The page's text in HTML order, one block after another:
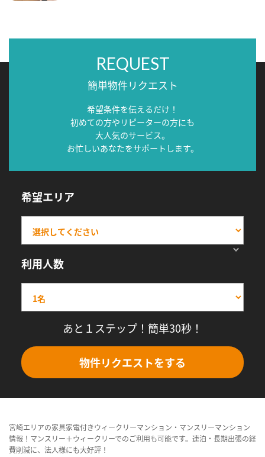
REQUEST
簡単物件リクエスト
希望条件を伝えるだけ！
初めての方やリピーターの方にも
大人気のサービス。
お忙しいあなたをサポートします。
希望エリア
利用人数
あと１ステップ！簡単30秒！
物件リクエストをする
宮崎エリアの家具家電付きウィークリーマンション・マンスリーマンション
情報！マンスリー＋ウィークリーでのご利用も可能です。連泊・長期出張の経
費削減に、法人様にも大好評！